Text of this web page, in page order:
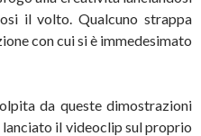
il volto. Qualcuno strappa
con cui si è immedesimato
da queste dimostrazioni
lanciato il videoclip sul proprio